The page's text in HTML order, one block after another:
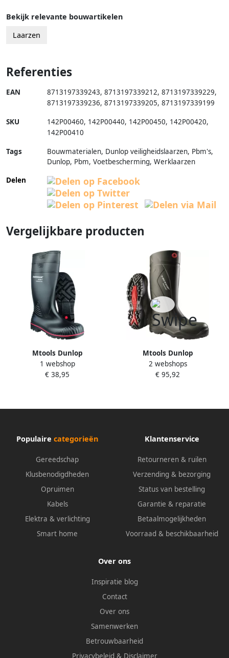
Bekijk relevante bouwartikelen
Laarzen
Referenties
EAN 8713197339243, 8713197339212, 8713197339229,
8713197339236, 8713197339205, 8713197339199
SKU 142P00460, 142P00440, 142P00450, 142P00420,
142P00410
Tags
Bouwmaterialen, Dunlop veiligheidslaarzen, Pbm's,
Dunlop, Pbm, Voetbescherming, Werklaarzen
Delen
Vergelijkbare producten
Mtools Dunlop
Veiligheidslaars Acifort
A442011 zwart stalen zool
1 webshop
€ 38,95
Mtools Dunlop
Veiligheidsschoen Purofort
Safety Plus C762941 zwart-
2 webshops
€ 95,92
Populaire categorieën
Gereedschap
Klusbenodigdheden
Opruimen
Kabels
Elektra & verlichting
Smart home
Klantenservice
Retourneren & ruilen
Verzending & bezorging
Status van bestelling
Garantie & reparatie
Betaalmogelijkheden
Voorraad & beschikbaarheid
Over ons
Inspiratie blog
Contact
Over ons
Samenwerken
Betrouwbaarheid
Privacybeleid & Disclaimer